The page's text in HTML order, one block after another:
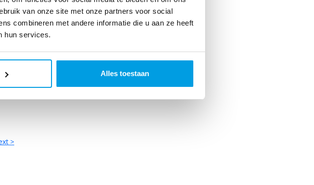
van onze site met onze partners voor social
combineren met andere informatie die u aan ze heeft
hun services.
Alles toestaan
>